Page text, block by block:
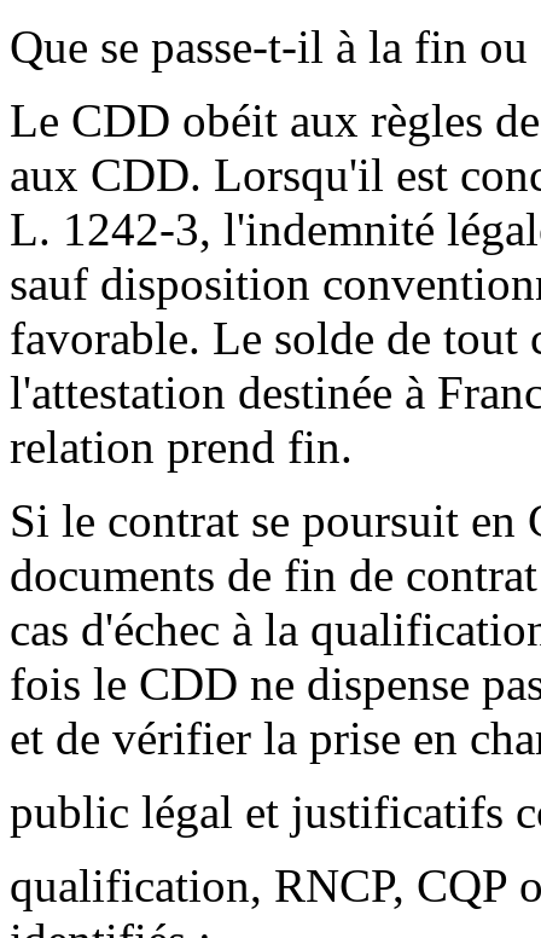
Que se passe-t-il à la fin ou
Le CDD obéit aux règles
aux CDD. Lorsqu'il est
L. 1242-3, l'indemnité
sauf disposition
favorable. Le solde de
l'attestation destinée à
relation prend fin.
Si le contrat se poursuit
documents de fin de
cas d'échec à la
fois le CDD ne dispense
et de vérifier la prise en
public légal et justificatifs
qualification, RNCP, CQP